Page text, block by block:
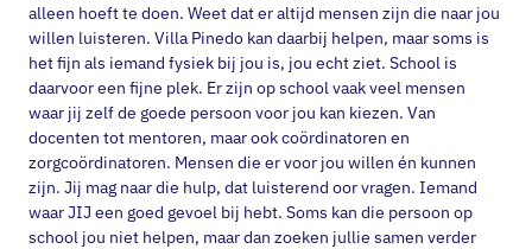
alleen hoeft te doen. Weet dat er altijd mensen zijn die naar jou
willen luisteren. Villa Pinedo kan daarbij helpen, maar soms is
het fijn als iemand fysiek bij jou is, jou echt ziet. School is
daarvoor een fijne plek. Er zijn op school vaak veel mensen
waar jij zelf de goede persoon voor jou kan kiezen. Van
docenten tot mentoren, maar ook coördinatoren en
zorgcoördinatoren. Mensen die er voor jou willen én kunnen
zijn. Jij mag naar die hulp, dat luisterend oor vragen. Iemand
waar JIJ een goed gevoel bij hebt. Soms kan die persoon op
school jou niet helpen, maar dan zoeken jullie samen verder